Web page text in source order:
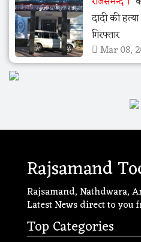
दादी की
गिरफ्तार
Mar 08,
Rajsamand
Rajsamand, Nathdwara,
Latest News direct to you
Top Categories